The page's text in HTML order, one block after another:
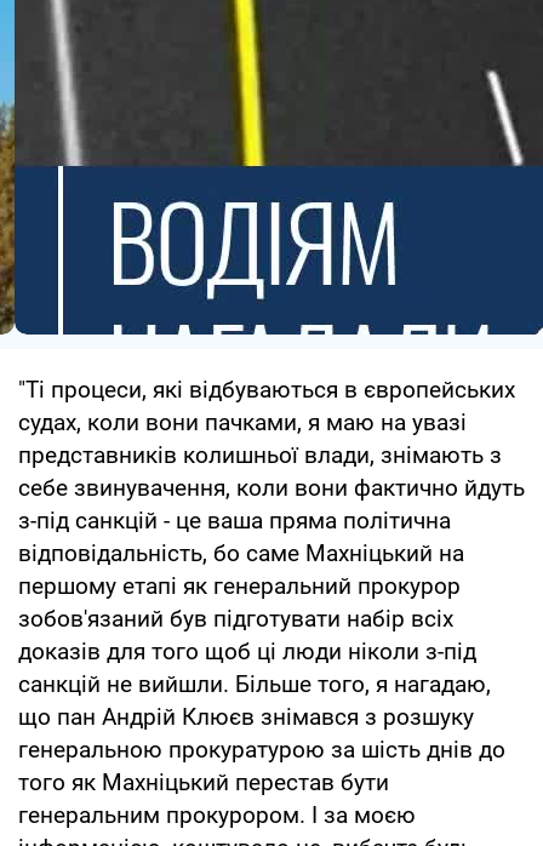
"Ті процеси, які відбуваються в європейських
судах, коли вони пачками, я маю на увазі
представників колишньої влади, знімають з
себе звинувачення, коли вони фактично йдуть
з-під санкцій - це ваша пряма політична
відповідальність, бо саме Махніцький на
першому етапі як генеральний прокурор
зобов'язаний був підготувати набір всіх
доказів для того щоб ці люди ніколи з-під
санкцій не вийшли. Більше того, я нагадаю,
що пан Андрій Клюєв знімався з розшуку
генеральною прокуратурою за шість днів до
того як Махніцький перестав бути
генеральним прокурором. І за моєю